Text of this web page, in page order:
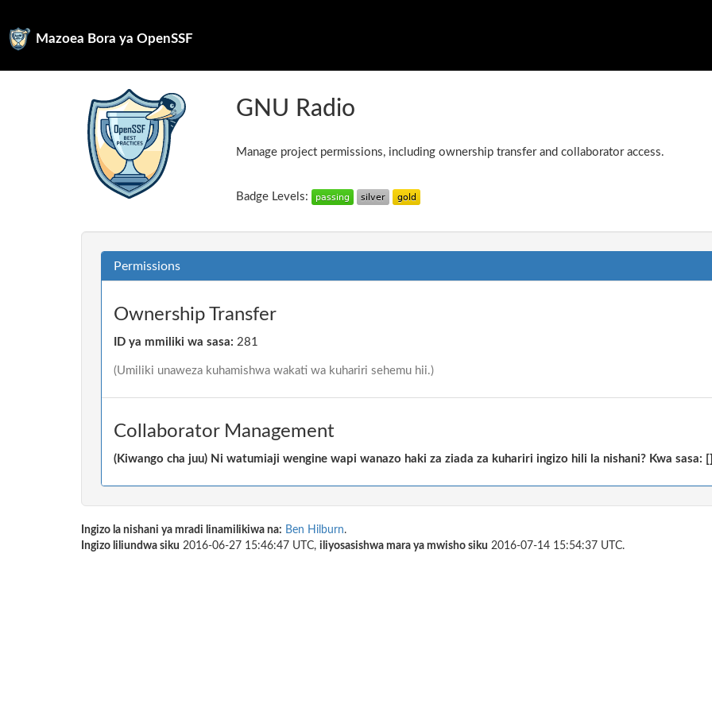
Mazoea Bora ya OpenSSF
GNU Radio
Manage project permissions, including ownership transfer and collaborator access.
Badge Levels:
Permissions
Ownership Transfer
ID ya mmiliki wa sasa: 281
(Umiliki unaweza kuhamishwa wakati wa kuhariri sehemu hii.)
Collaborator Management
(Kiwango cha juu) Ni watumiaji wengine wapi wanazo haki za ziada za kuhariri ingizo hili la nishani? Kwa sasa:
Ingizo la nishani ya mradi linamilikiwa na: Ben Hilburn.
Ingizo liliundwa siku 2016-06-27 15:46:47 UTC, iliyosasishwa mara ya mwisho siku 2016-07-14 15:54:37 UTC.